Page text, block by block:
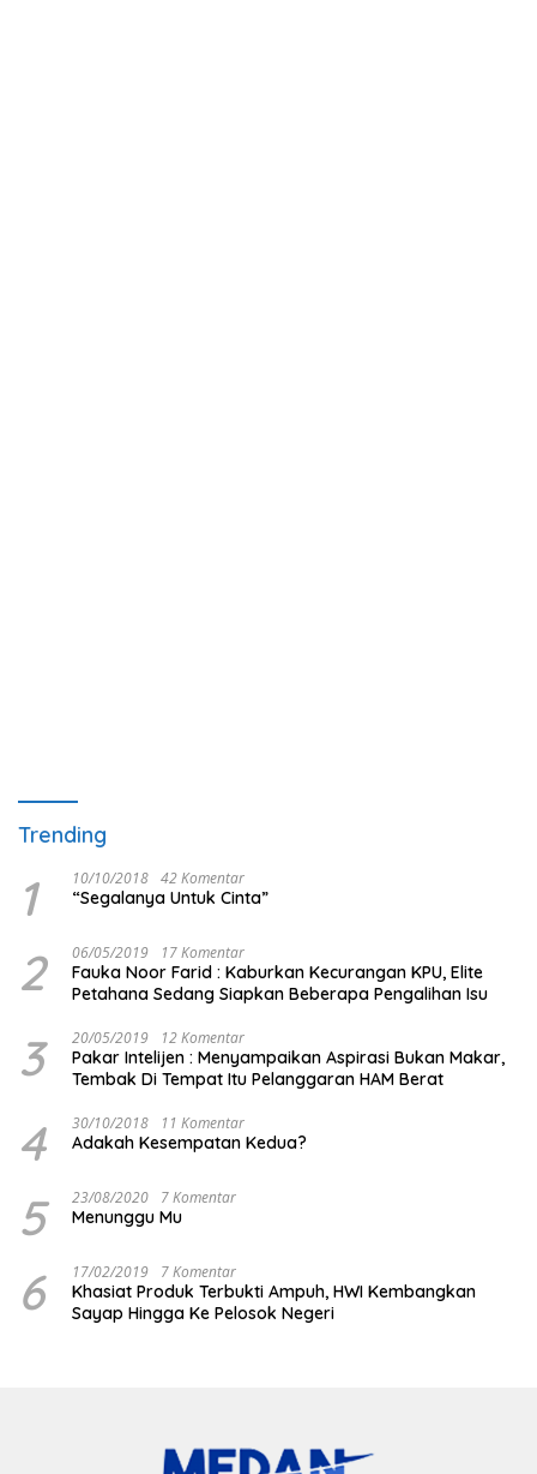
Trending
1 10/10/2018 42 Komentar
“Segalanya Untuk Cinta”
2 06/05/2019 17 Komentar
Fauka Noor Farid : Kaburkan Kecurangan KPU, Elite
Petahana Sedang Siapkan Beberapa Pengalihan Isu
3 20/05/2019 12 Komentar
Pakar Intelijen : Menyampaikan Aspirasi Bukan Makar,
Tembak Di Tempat Itu Pelanggaran HAM Berat
4 30/10/2018 11 Komentar
Adakah Kesempatan Kedua?
5 23/08/2020 7 Komentar
Menunggu Mu
6 17/02/2019 7 Komentar
Khasiat Produk Terbukti Ampuh, HWI Kembangkan
Sayap Hingga Ke Pelosok Negeri